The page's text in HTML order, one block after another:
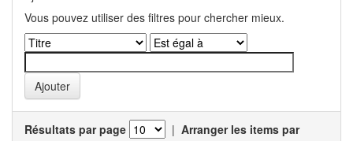
Vous pouvez utiliser des filtres pour chercher mieux.
Résultats par page | Arranger les items par